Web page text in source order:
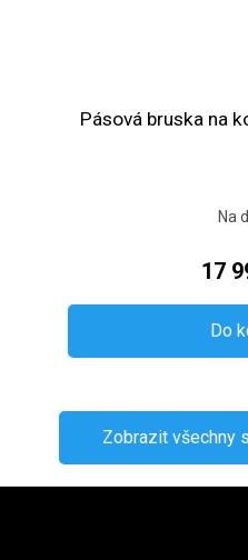
Pásová bruska na
Na
17
Do
Zobrazit všechny